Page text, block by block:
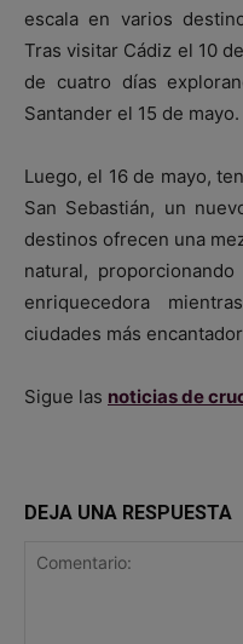
escala en varios
Tras visitar Cádiz el 10
de cuatro días
Santander el 15 de mayo.
Luego, el 16 de mayo,
San Sebastián, un
destinos ofrecen una
natural,
enriquecedora
ciudades más
Sigue las noticias de
DEJA UNA RESPUESTA